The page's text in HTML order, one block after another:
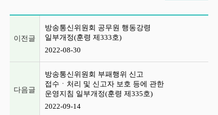
이전글
방송통신위원회 공무원 행동강령
일부개정(훈령 제333호)
2022-08-30
다음글
방송통신위원회 부패행위 신고
접수ㆍ처리 및 신고자 보호 등에 관한
운영지침 일부개정(훈령 제335호)
2022-09-14